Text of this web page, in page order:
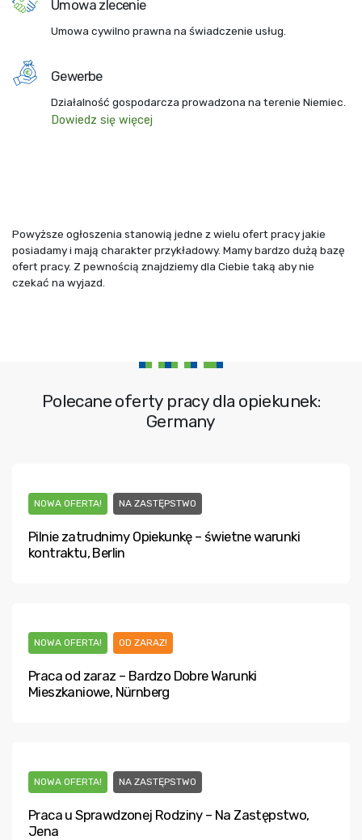
Umowa zlecenie
Umowa cywilno prawna na świadczenie usług.
Gewerbe
Działalność gospodarcza prowadzona na terenie Niemiec.
Dowiedz się więcej
Powyższe ogłoszenia stanowią jedne z wielu ofert pracy jakie
posiadamy i mają charakter przykładowy. Mamy bardzo dużą bazę
ofert pracy. Z pewnością znajdziemy dla Ciebie taką aby nie
czekać na wyjazd.
Polecane oferty pracy dla opiekunek:
Germany
NOWA OFERTA! NA ZASTĘPSTWO
Pilnie zatrudnimy Opiekunkę – świetne warunki
kontraktu, Berlin
NOWA OFERTA! OD ZARAZ!
Praca od zaraz – Bardzo Dobre Warunki
Mieszkaniowe, Nürnberg
NOWA OFERTA! NA ZASTĘPSTWO
Praca u Sprawdzonej Rodziny – Na Zastępstwo,
Jena